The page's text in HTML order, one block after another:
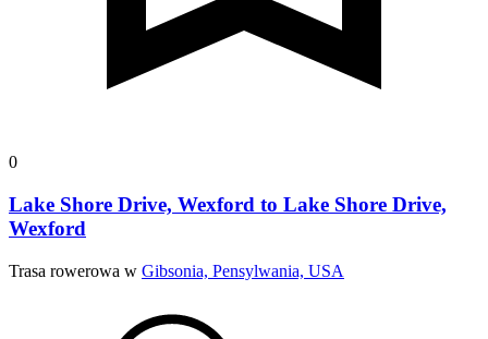
0
Lake Shore Drive, Wexford to Lake Shore Drive,
Wexford
Trasa rowerowa w Gibsonia, Pensylwania, USA